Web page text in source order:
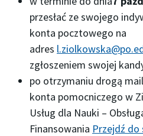
przesłać ze swojego
konta pocztowego na
adres
zgłoszeniem swojej
po otrzymaniu drogą
konta pomocniczego w
Usług dla Nauki –
Finansowania Przejdź do